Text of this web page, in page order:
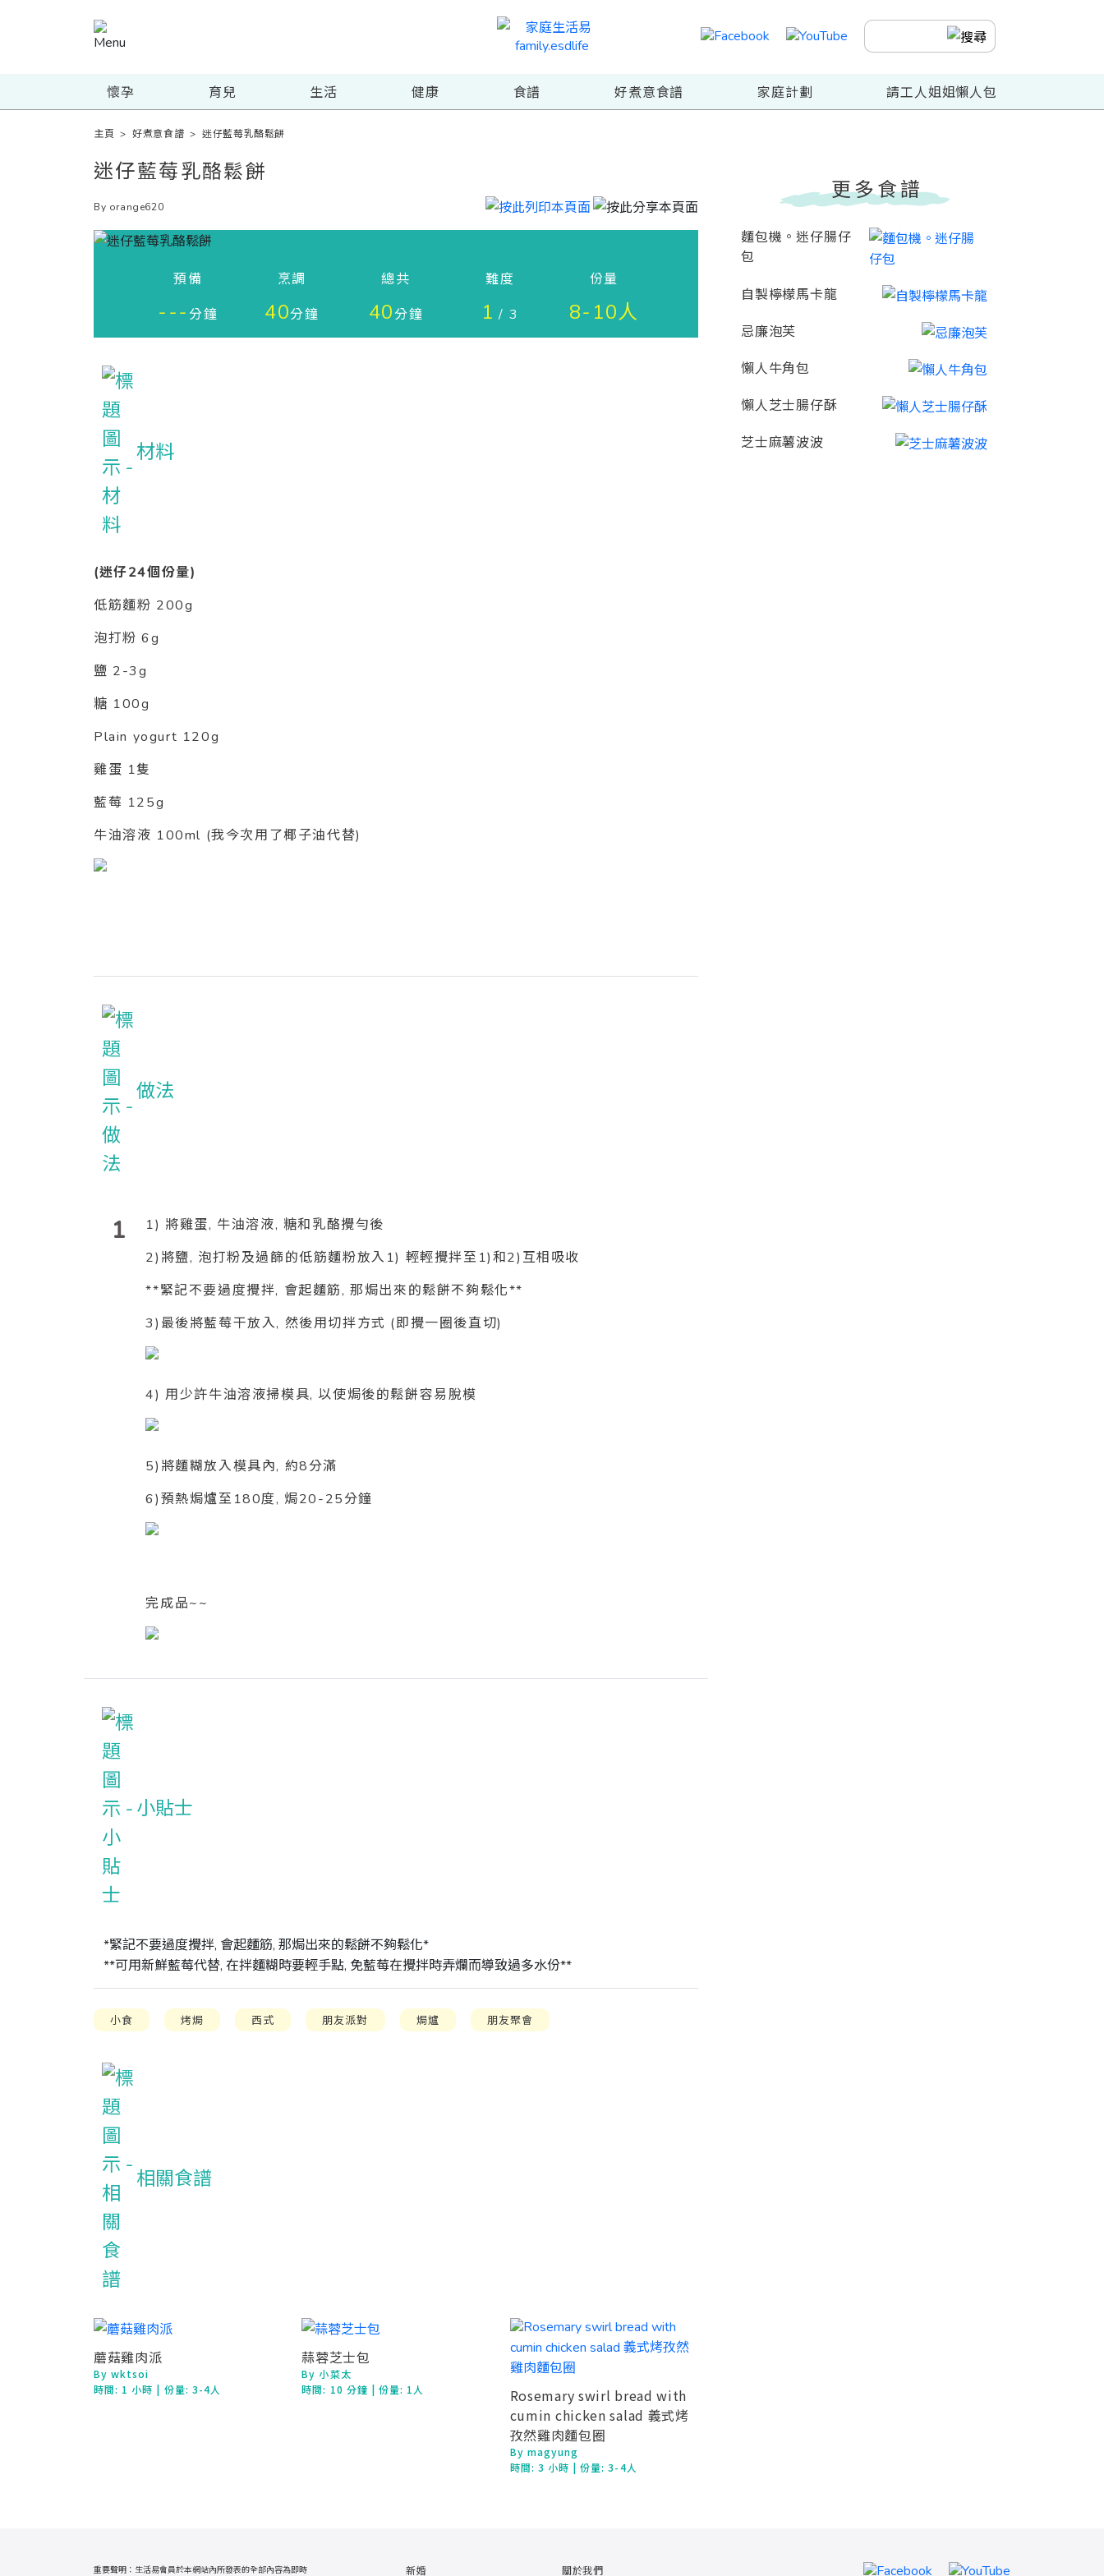
懷孕 育兒 生活 健康 食譜 好煮意食譜 家庭計劃 請工人姐姐懶人包
主頁 >好煮意食譜 >迷仔藍莓乳酪鬆餅
迷仔藍莓乳酪鬆餅
By orange620
預備
---分鐘
烹調
40分鐘
總共
40分鐘
難度
1 / 3
份量
8-10人
材料
(迷仔24個份量)
低筋麵粉 200g
泡打粉 6g
鹽 2-3g
糖 100g
Plain yogurt 120g
雞蛋 1隻
藍莓 125g
牛油溶液 100ml (我今次用了椰子油代替)
做法
1
1) 將雞蛋, 牛油溶液, 糖和乳酪攪勻後
2)將鹽, 泡打粉及過篩的低筋麵粉放入1) 輕輕攪拌至1)和2)互相吸收
**緊記不要過度攪拌, 會起麵筋, 那焗出來的鬆餅不夠鬆化**
3)最後將藍莓干放入, 然後用切拌方式 (即攪一圈後直切)
4) 用少許牛油溶液掃模具, 以使焗後的鬆餅容易脫模
5)將麵糊放入模具內, 約8分滿
6)預熱焗爐至180度, 焗20-25分鐘
完成品~~
小貼士
*緊記不要過度攪拌, 會起麵筋, 那焗出來的鬆餅不夠鬆化*
**可用新鮮藍莓代替, 在拌麵糊時要輕手點, 免藍莓在攪拌時弄爛而導致過多水份**
小食 烤焗 西式 朋友派對 焗爐 朋友聚會
相關食譜
蘑菇雞肉派
By wktsoi
時間: 1 小時 | 份量: 3-4人
蒜蓉芝士包
By 小菜太
時間: 10 分鐘 | 份量: 1人
Rosemary swirl bread with
cumin chicken salad 義式烤
孜然雞肉麵包圈
By magyung
時間: 3 小時 | 份量: 3-4人
更多食譜
麵包機。迷仔腸仔
包
自製檸檬馬卡龍
忌廉泡芙
懶人牛角包
懶人芝士腸仔酥
芝士麻薯波波
新婚 關於我們
重要聲明：生活易會員於本網站內所發表的全部內容為即時